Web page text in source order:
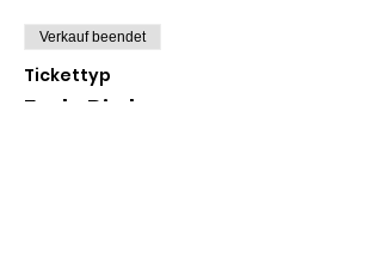
Verkauf beendet
Tickettyp
Early Bird